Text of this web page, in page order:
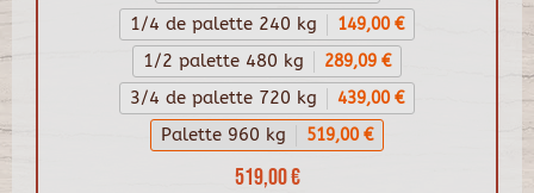
519,00 €
1/4 de palette 240 kg 149,00 €
1/2 palette 480 kg 289,09 €
3/4 de palette 720 kg 439,00 €
Palette 960 kg 519,00 €